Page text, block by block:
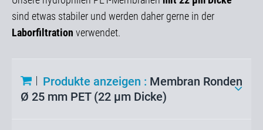
sind etwas stabiler und werden daher gerne in der
Laborfiltration verwendet.
Produkte anzeigen : Membran Ronden
Ø 25 mm PET (22 µm Dicke)